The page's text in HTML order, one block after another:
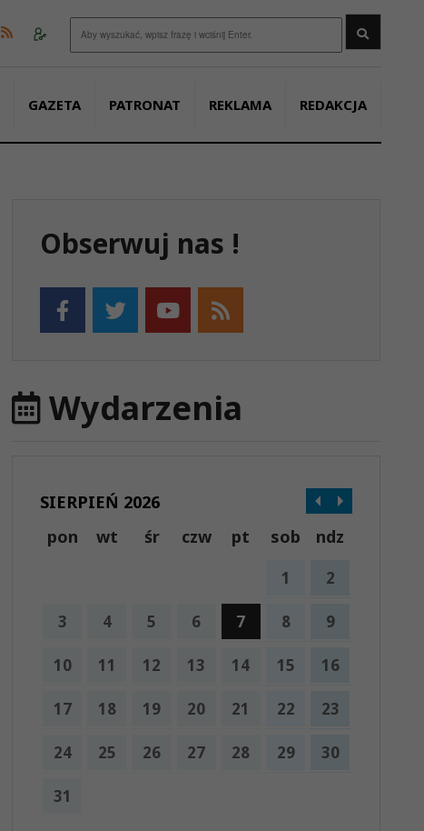
GAZETA PATRONAT REKLAMA REDAKCJA
Obserwuj nas !
Wydarzenia
SIERPIEŃ 2026
pon
wt śr czw pt sob ndz
1 2
3 4 5 6 7 8 9
10 11 12 13 14 15 16
17 18 19 20 21 22 23
24 25 26 27 28 29 30
31